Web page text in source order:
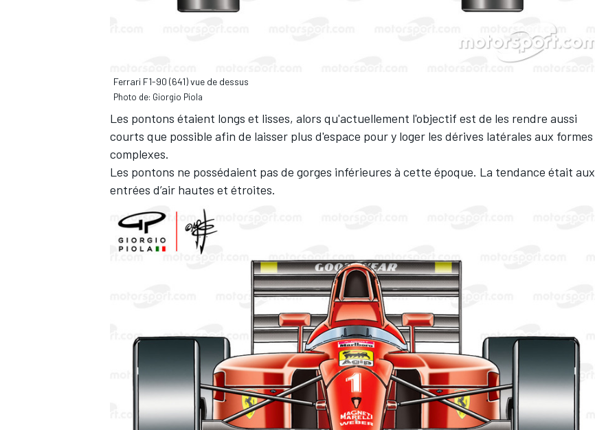
Ferrari F1-90 (641) vue de dessus
Photo de: Giorgio Piola
Les pontons étaient longs et lisses, alors qu'actuellement l'objectif est de les rendre aussi
courts que possible afin de laisser plus d'espace pour y loger les dérives latérales aux formes
complexes.
Les pontons ne possédaient pas de gorges inférieures à cette époque. La tendance était aux
entrées d’air hautes et étroites.